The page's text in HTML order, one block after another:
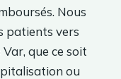
Nous
patients vers
que ce soit
ou